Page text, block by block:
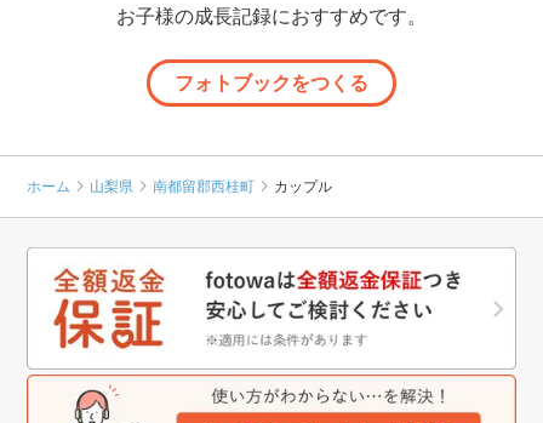
お子様の成長記録におすすめです。
フォトブックをつくる
ホーム 山梨県 南都留郡西桂町 カップル